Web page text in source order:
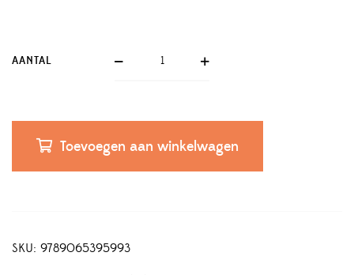
AANTAL
Toevoegen aan winkelwagen
SKU: 9789065395993